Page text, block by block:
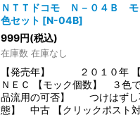
ＮＴＴドコモ Ｎ－０４Ｂ
色セット [N-04B]
999円(税込)
在庫数 在庫なし
【発売年】 ２０１０年
ＮＥＣ 【モック個数】 ３色
品流用の可否】 つけはずし
態】 中古 【クリックポスト